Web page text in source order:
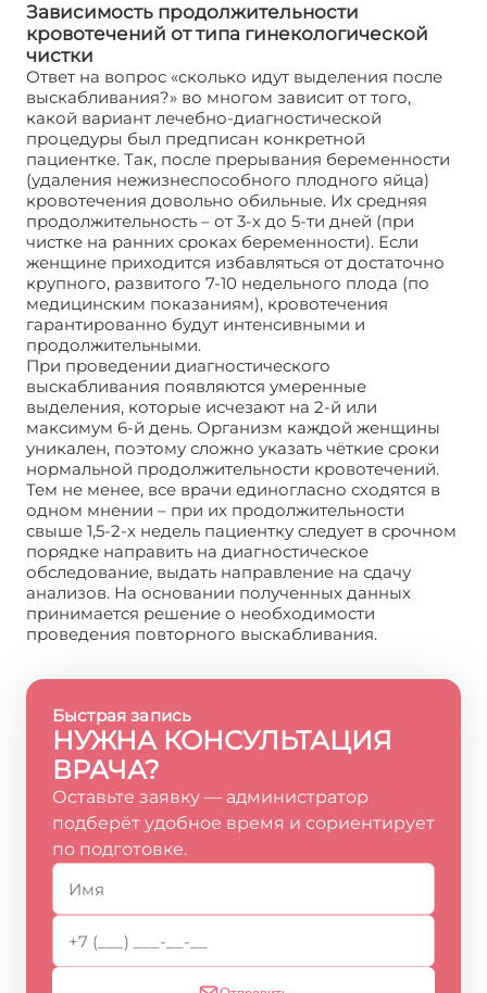
Зависимость продолжительности
кровотечений от типа гинекологической
чистки
Ответ на вопрос «сколько идут выделения после
выскабливания?» во многом зависит от того,
какой вариант лечебно-диагностической
процедуры был предписан конкретной
пациентке. Так, после прерывания беременности
(удаления нежизнеспособного плодного яйца)
кровотечения довольно обильные. Их средняя
продолжительность – от 3-х до 5-ти дней (при
чистке на ранних сроках беременности). Если
женщине приходится избавляться от достаточно
крупного, развитого 7-10 недельного плода (по
медицинским показаниям), кровотечения
гарантированно будут интенсивными и
продолжительными.
При проведении диагностического
выскабливания появляются умеренные
выделения, которые исчезают на 2-й или
максимум 6-й день. Организм каждой женщины
уникален, поэтому сложно указать чёткие сроки
нормальной продолжительности кровотечений.
Тем не менее, все врачи единогласно сходятся в
одном мнении – при их продолжительности
свыше 1,5-2-х недель пациентку следует в срочном
порядке направить на диагностическое
обследование, выдать направление на сдачу
анализов. На основании полученных данных
принимается решение о необходимости
проведения повторного выскабливания.
Быстрая запись
НУЖНА КОНСУЛЬТАЦИЯ
ВРАЧА?
Оставьте заявку — администратор
подберёт удобное время и сориентирует
по подготовке.